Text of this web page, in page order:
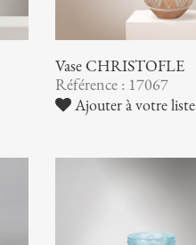
Vase CHRISTOFLE
Référence : 17067
Ajouter à votre liste